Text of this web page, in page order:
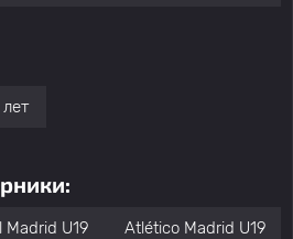
Madrid U19 Atlético Madrid U19